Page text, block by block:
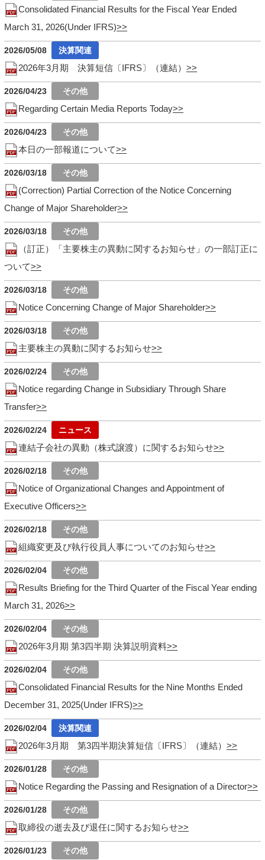
Consolidated Financial Results for the Fiscal Year Ended
March 31, 2026(Under IFRS)
2026/05/08
2026年3月期 決算短信〔IFRS〕（連結）
2026/04/23
Regarding Certain Media Reports Today
2026/04/23
本日の一部報道について
2026/03/18
(Correction) Partial Correction of the Notice Concerning
Change of Major Shareholder
2026/03/18
（訂正）「主要株主の異動に関するお知らせ」の一部訂正に
ついて
2026/03/18
Notice Concerning Change of Major Shareholder
2026/03/18
主要株主の異動に関するお知らせ
2026/02/24
Notice regarding Change in Subsidiary Through Share
Transfer
2026/02/24
連結子会社の異動（株式譲渡）に関するお知らせ
2026/02/18
Notice of Organizational Changes and Appointment of
Executive Officers
2026/02/18
組織変更及び執行役員人事についてのお知らせ
2026/02/04
Results Briefing for the Third Quarter of the Fiscal Year ending
March 31, 2026
2026/02/04
2026年3月期 第3四半期 決算説明資料
2026/02/04
Consolidated Financial Results for the Nine Months Ended
December 31, 2025(Under IFRS)
2026/02/04
2026年3月期 第3四半期決算短信〔IFRS〕（連結）
2026/01/28
Notice Regarding the Passing and Resignation of a Director
2026/01/28
取締役の逝去及び退任に関するお知らせ
2026/01/23